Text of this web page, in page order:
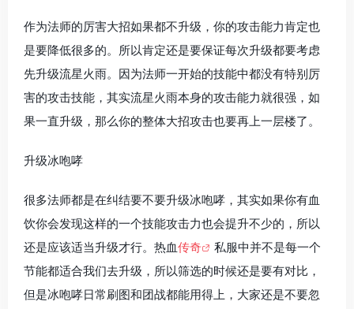
作为法师的厉害大招如果都不升级，你的攻击能力肯定也
是要降低很多的。所以肯定还是要保证每次升级都要考虑
先升级流星火雨。因为法师一开始的技能中都没有特别厉
害的攻击技能，其实流星火雨本身的攻击能力就很强，如
果一直升级，那么你的整体大招攻击也要再上一层楼了。
升级冰咆哮
很多法师都是在纠结要不要升级冰咆哮，其实如果你有血
饮你会发现这样的一个技能攻击力也会提升不少的，所以
还是应该适当升级才行。热血传奇
私服中并不是每一个
节能都适合我们去升级，所以筛选的时候还是要有对比，
但是冰咆哮日常刷图和团战都能用得上，大家还是不要忽